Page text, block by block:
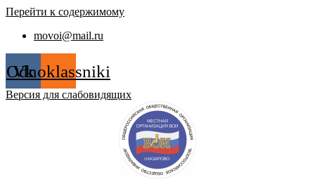
Перейти к содержимому
movoi@mail.ru
Vk
Odnoklassniki
Версия для слабовидящих